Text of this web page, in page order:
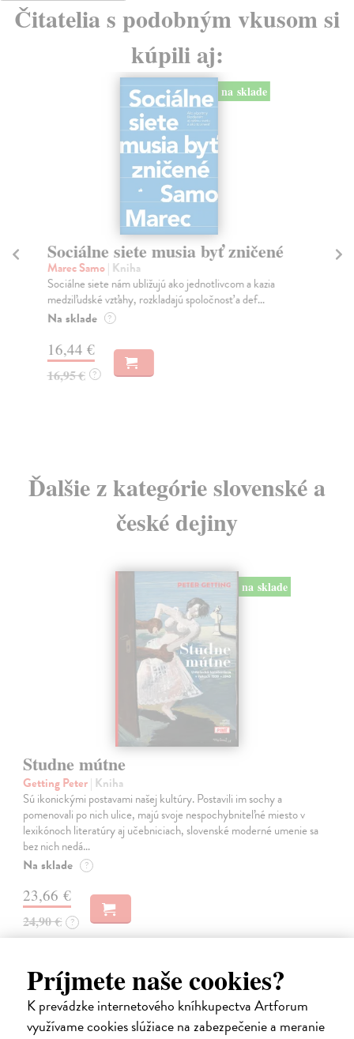
Príjmete naše cookies?
K prevádzke internetového kníhkupectva Artforum
využívame cookies slúžiace na zabezpečenie a meranie
Čitatelia s podobným vkusom si
kúpili aj:
na sklade
Sociálne siete musia byť zničené
Marec Samo| Kniha
Sociálne siete nám ubližujú ako jednotlivcom a kazia
medziľudské vzťahy, rozkladajú spoločnosť a def...
Na sklade ?
16,44 €
16,95 € ?
Ďalšie z kategórie slovenské a
české dejiny
na sklade
Studne mútne
Getting Peter| Kniha
Sú ikonickými postavami našej kultúry. Postavili im sochy a
pomenovali po nich ulice, majú svoje nespochybniteľné miesto v
lexikónoch literatúry aj učebniciach, slovenské moderné umenie sa
bez nich nedá…
Na sklade ?
23,66 €
24,90 € ?
na sklade